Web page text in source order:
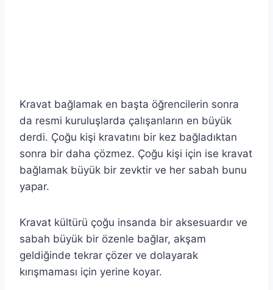
Kravat bağlamak en başta öğrencilerin sonra
da resmi kuruluşlarda çalışanların en büyük
derdi. Çoğu kişi kravatını bir kez bağladıktan
sonra bir daha çözmez. Çoğu kişi için ise kravat
bağlamak büyük bir zevktir ve her sabah bunu
yapar.
Kravat kültürü çoğu insanda bir aksesuardır ve
sabah büyük bir özenle bağlar, akşam
geldiğinde tekrar çözer ve dolayarak
kırışmaması için yerine koyar.